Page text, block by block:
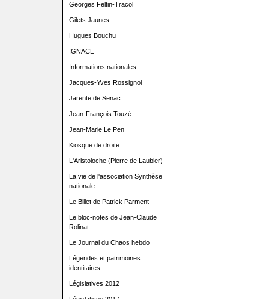
Georges Feltin-Tracol
Gilets Jaunes
Hugues Bouchu
IGNACE
Informations nationales
Jacques-Yves Rossignol
Jarente de Senac
Jean-François Touzé
Jean-Marie Le Pen
Kiosque de droite
L'Aristoloche (Pierre de Laubier)
La vie de l'association Synthèse
nationale
Le Billet de Patrick Parment
Le bloc-notes de Jean-Claude
Rolinat
Le Journal du Chaos hebdo
Légendes et patrimoines
identitaires
Législatives 2012